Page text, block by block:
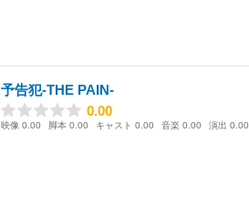
予告犯-THE PAIN-
0.00
0.00
映像 0.00 脚本 0.00 キャスト 0.00 音楽 0.00 演出 0.00